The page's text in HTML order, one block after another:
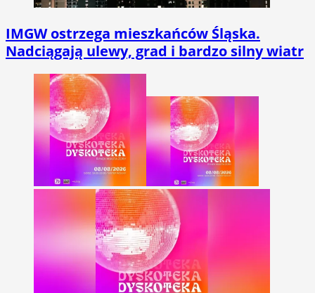
IMGW ostrzega mieszkańców Śląska.
Nadciągają ulewy, grad i bardzo silny wiatr